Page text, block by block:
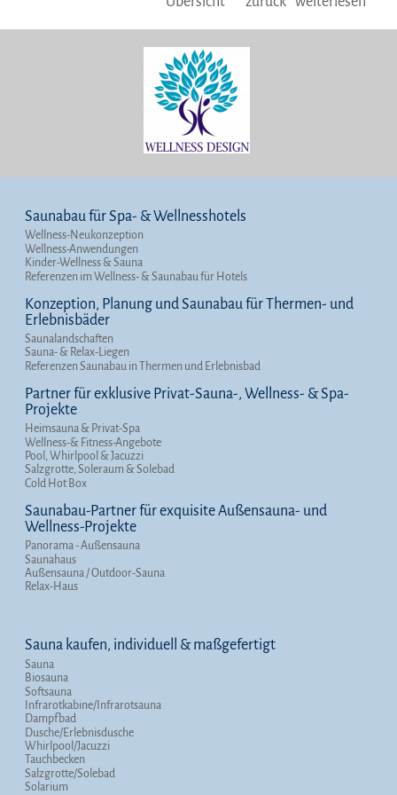
Saunabau für Spa- & Wellnesshotels
Wellness-Neukonzeption
Wellness-Anwendungen
Kinder-Wellness & Sauna
Referenzen im Wellness- & Saunabau für Hotels
Konzeption, Planung und Saunabau für Thermen- und
Erlebnisbäder
Saunalandschaften
Sauna- & Relax-Liegen
Referenzen Saunabau in Thermen und Erlebnisbad
Partner für exklusive Privat-Sauna-, Wellness- & Spa-
Projekte
Heimsauna & Privat-Spa
Wellness-& Fitness-Angebote
Pool, Whirlpool & Jacuzzi
Salzgrotte, Soleraum & Solebad
Cold Hot Box
Saunabau-Partner für exquisite Außensauna- und
Wellness-Projekte
Panorama - Außensauna
Saunahaus
Außensauna / Outdoor-Sauna
Relax-Haus
Sauna kaufen, individuell & maßgefertigt
Sauna
Biosauna
Softsauna
Infrarotkabine/Infrarotsauna
Dampfbad
Dusche/Erlebnisdusche
Whirlpool/Jacuzzi
Tauchbecken
Salzgrotte/Solebad
Solarium